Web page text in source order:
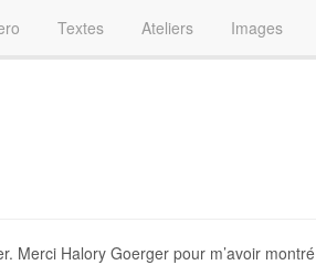
Textes Ateliers Images
Merci Halory Goerger pour m’avoir montré